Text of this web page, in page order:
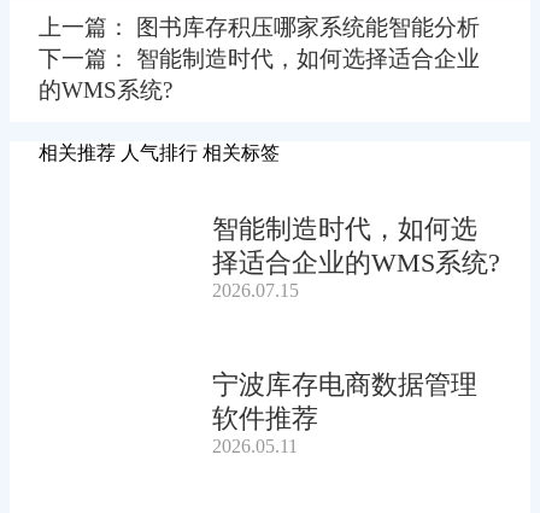
上一篇： 图书库存积压哪家系统能智能分析
下一篇： 智能制造时代，如何选择适合企业
的WMS系统?
相关推荐 人气排行 相关标签
智能制造时代，如何选
择适合企业的WMS系统?
2026.07.15
宁波库存电商数据管理
软件推荐
2026.05.11